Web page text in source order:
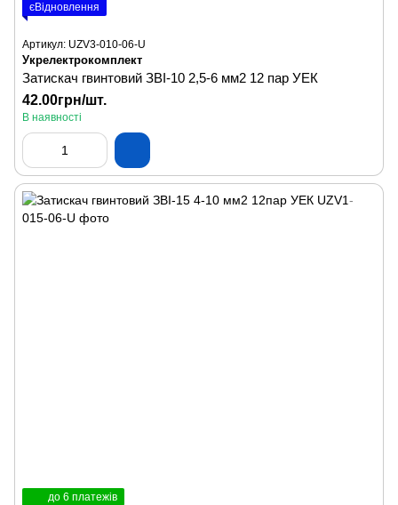
єВідновлення
Артикул: UZV3-010-06-U
Укрелектрокомплект
Затискач гвинтовий ЗВІ-10 2,5-6 мм2 12 пар УЕК
42.00грн/шт.
В наявності
до 6 платежів